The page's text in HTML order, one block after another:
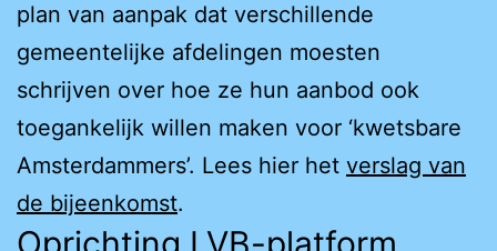
plan van aanpak dat verschillende
gemeentelijke afdelingen moesten
schrijven over hoe ze hun aanbod ook
toegankelijk willen maken voor ‘kwetsbare
Amsterdammers’. Lees hier het verslag van
de bijeenkomst.